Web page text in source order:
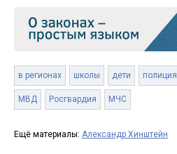
в регионах школы дети полиция
МВД Росгвардия МЧС
Ещё материалы: Александр Хинштейн